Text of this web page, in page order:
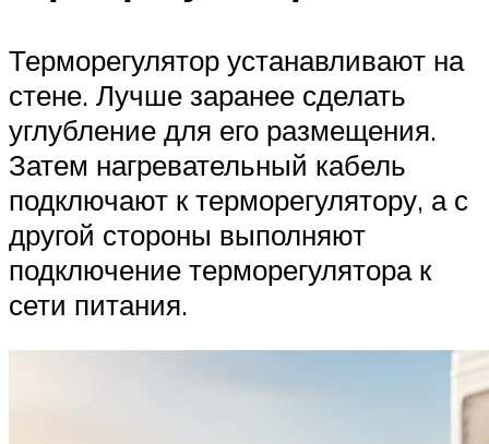
Терморегулятор устанавливают на
стене. Лучше заранее сделать
углубление для его размещения.
Затем нагревательный кабель
подключают к терморегулятору, а с
другой стороны выполняют
подключение терморегулятора к
сети питания.